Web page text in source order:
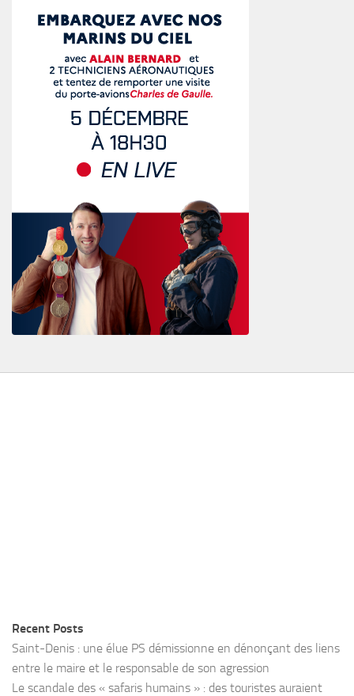
Recent Posts
Saint-Denis : une élue PS démissionne en dénonçant des liens
entre le maire et le responsable de son agression
Le scandale des « safaris humains » : des touristes auraient